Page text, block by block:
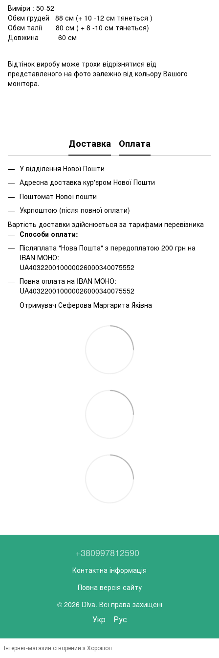
Виміри : 50-52
Обєм грудей 88 см (+ 10 -12 см тянеться )
Обєм талії 80 см ( + 8 -10 см тянеться)
Довжина 60 см
Відтінок виробу може трохи відрізнятися від
представленого на фото залежно від кольору Вашого
монітора.
Доставка Оплата
У відділення Нової Пошти
Адресна доставка кур'єром Нової Пошти
Поштомат Нової пошти
Укрпоштою (після повної оплати)
Вартість доставки здійснюється за тарифами перевізника
Способи оплати:
Післяплата "Нова Пошта" з передоплатою 200 грн на
IBAN МОНО:
UA403220010000026000340075552
Повна оплата на IBAN МОНО:
UA403220010000026000340075552
Отримувач Сеферова Маргарита Яківна
+380997812590
Контактна інформація
Повна версія сайту
© 2026 Diva. Всі права захищені
Укр Рус
Інтернет-магазин створений з Хорошоп